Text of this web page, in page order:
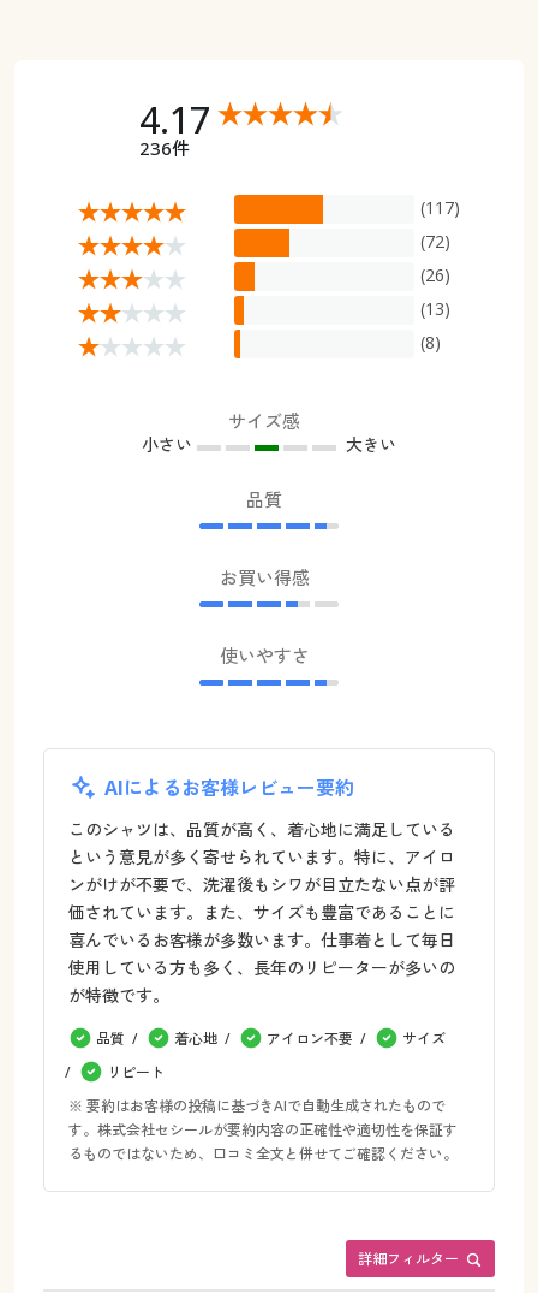
4.17
236件
(117)
(72)
(26)
(13)
(8)
サイズ感
小さい 大きい
品質
お買い得感
使いやすさ
AIによるお客様レビュー要約
このシャツは、品質が高く、着心地に満足している
という意見が多く寄せられています。特に、アイロ
ンがけが不要で、洗濯後もシワが目立たない点が評
価されています。また、サイズも豊富であることに
喜んでいるお客様が多数います。仕事着として毎日
使用している方も多く、長年のリピーターが多いの
が特徴です。
品質 着心地 アイロン不要
サイズ
リピート
※ 要約はお客様の投稿に基づきAIで自動生成されたもので
す。株式会社セシールが要約内容の正確性や適切性を保証す
るものではないため、口コミ全文と併せてご確認ください。
詳細フィルター